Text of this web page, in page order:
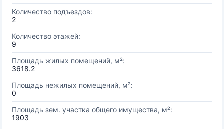
Количество подъездов:
2
Количество этажей:
9
Площадь жилых помещений, м²:
3618.2
Площадь нежилых помещений, м²:
0
Площадь зем. участка общего имущества, м²:
1903